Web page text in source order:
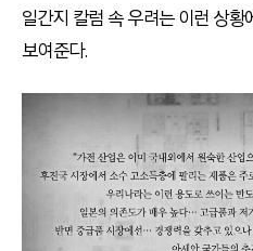
일간지 칼럼 속 우려는 이런 상
보여준다.